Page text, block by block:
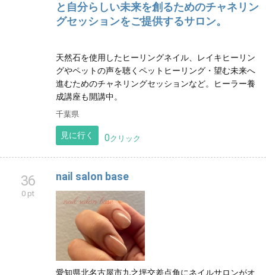
と自分らしい未来を創るためのチャネリン
グセッションをご提供するサロン。
天然石を使用したヒーリングネイル、レイキヒーリン
グやペットの声を聴くペットヒーリング・望む未来へ
進むためのチャネリングセッションなど。ヒーラー養
成講座も開講中。
千葉県
見に行く 0クリック
36
0 pt
nail salon base